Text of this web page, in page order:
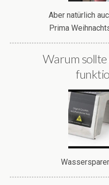
Aber natürlich
Prima
Warum